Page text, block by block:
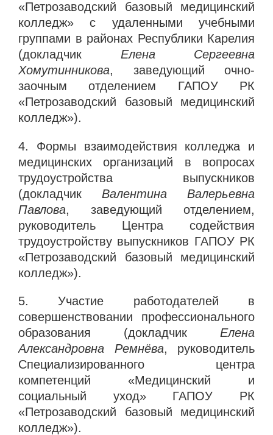
«Петрозаводский базовый медицинский
колледж» с удаленными учебными
группами в районах Республики Карелия
(докладчик Елена Сергеевна
Хомутинникова, заведующий очно-
заочным отделением ГАПОУ РК
«Петрозаводский базовый медицинский
колледж»).
4. Формы взаимодействия колледжа и
медицинских организаций в вопросах
трудоустройства выпускников
(докладчик Валентина Валерьевна
Павлова, заведующий отделением,
руководитель Центра содействия
трудоустройству выпускников ГАПОУ РК
«Петрозаводский базовый медицинский
колледж»).
5. Участие работодателей в
совершенствовании профессионального
образования (докладчик Елена
Александровна Ремнёва, руководитель
Специализированного центра
компетенций «Медицинский и
социальный уход» ГАПОУ РК
«Петрозаводский базовый медицинский
колледж»).